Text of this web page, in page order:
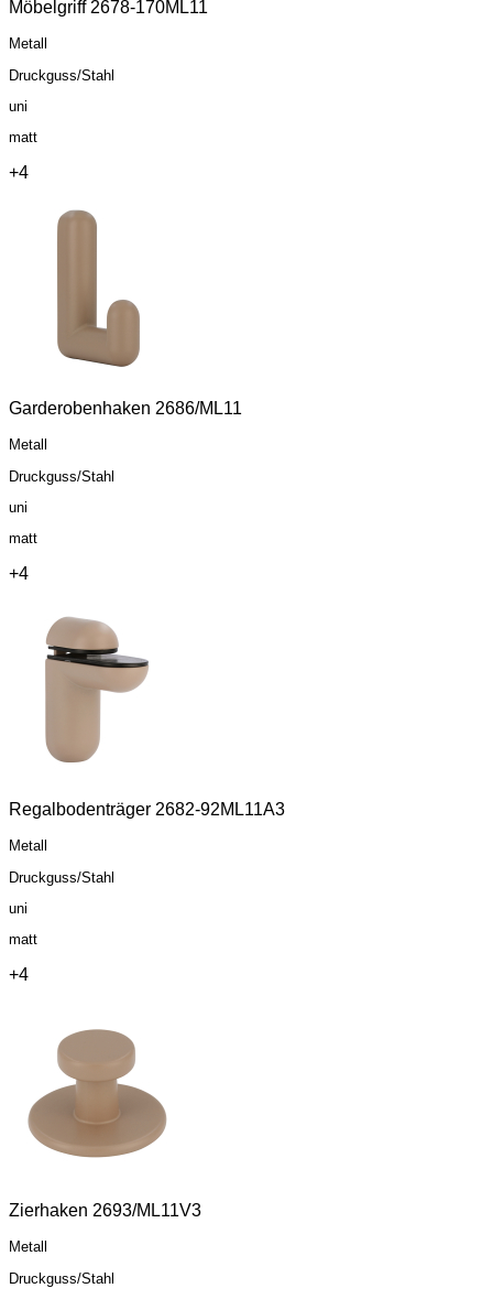
Möbelgriff 2678-170ML11
Metall
Druckguss/Stahl
uni
matt
+4
Garderobenhaken 2686/ML11
Metall
Druckguss/Stahl
uni
matt
+4
Regalbodenträger 2682-92ML11A3
Metall
Druckguss/Stahl
uni
matt
+4
Zierhaken 2693/ML11V3
Metall
Druckguss/Stahl